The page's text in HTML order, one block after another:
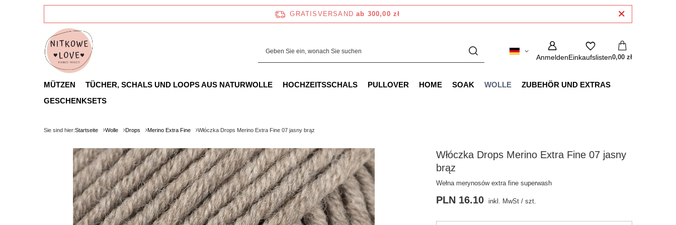
GRATISVERSAND ab 300,00 zł
AnmeldenEinkaufslisten0,00 zł
MÜTZEN TÜCHER, SCHALS UND LOOPS AUS NATURWOLLE HOCHZEITSSCHALS PULLOVER HOME SOAK WOLLE
ZUBEHÖR UND EXTRAS
GESCHENKSETS
Sie sind hier:Startseite Wolle Drops Merino Extra Fine Włóczka Drops Merino Extra Fine 07 jasny brąz
Włóczka Drops Merino Extra Fine 07 jasny
brąz
Wełna merynosów extra fine superwash
PLN 16.10 inkl. MwSt /szt.